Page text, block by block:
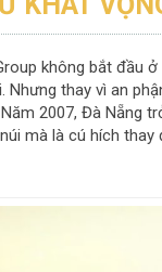
không bắt đầu
Nhưng thay vì an
2007, Đà Nẵng
mà là cú hích